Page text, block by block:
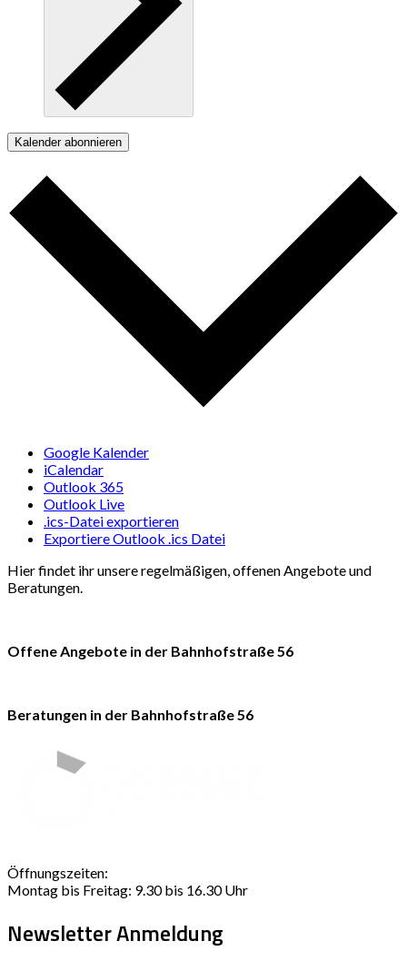
Kalender abonnieren
Google Kalender
iCalendar
Outlook 365
Outlook Live
.ics-Datei exportieren
Exportiere Outlook .ics Datei
Hier findet ihr unsere regelmäßigen, offenen Angebote und
Beratungen.
Offene Angebote in der Bahnhofstraße 56
Beratungen in der Bahnhofstraße 56
Öffnungszeiten:
Montag bis Freitag: 9.30 bis 16.30 Uhr
Newsletter Anmeldung